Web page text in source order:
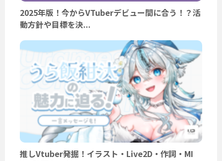
2025年版！今からVTuberデビュー間に合う！？活
動方針や目標を決...
推しVtuber発掘！イラスト・Live2D・作詞・MI